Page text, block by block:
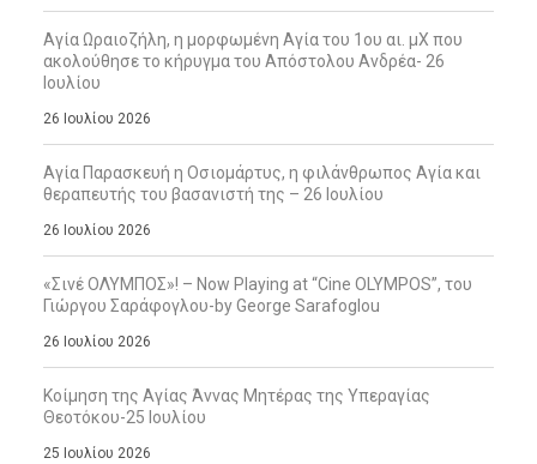
Αγία Ωραιοζήλη, η μορφωμένη Αγία του 1ου αι. μΧ που
ακολούθησε το κήρυγμα του Απόστολου Ανδρέα- 26
Ιουλίου
26 Ιουλίου 2026
Αγία Παρασκευή η Οσιομάρτυς, η φιλάνθρωπος Αγία και
θεραπευτής του βασανιστή της – 26 Ιουλίου
26 Ιουλίου 2026
«Σινέ ΟΛΥΜΠΟΣ»! – Now Playing at “Cine OLYMPOS”, του
Γιώργου Σαράφογλου-by George Sarafoglou
26 Ιουλίου 2026
Κοίμηση της Αγίας Άννας Μητέρας της Υπεραγίας
Θεοτόκου-25 Ιουλίου
25 Ιουλίου 2026